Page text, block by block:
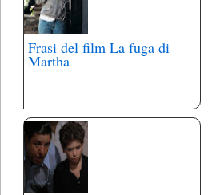
Frasi del film La fuga di
Martha